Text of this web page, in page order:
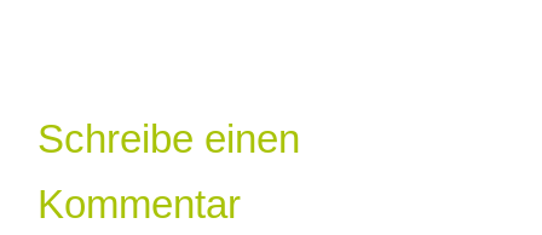
Schreibe einen
Kommentar